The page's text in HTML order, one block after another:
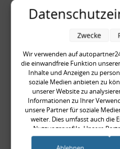
Merkzettel
Blinker,
Audi 80
OE-Nr.:
Wir verwenden auf
die einwandfreie Funktion
Inhalte und Anzeigen zu
soziale Medien anbieten zu
unserer Website zu
Informationen zu Ihrer
unsere Partner für soziale
weiter. Dies umfasst auch die
Nutzungsprofile. Unsere
Products) führen diese
weiteren Daten zusammen, die
Zwecke